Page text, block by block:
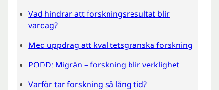
Vad hindrar att forskningsresultat blir
vardag?
Med uppdrag att kvalitetsgranska forskning
PODD: Migrän – forskning blir verklighet
Varför tar forskning så lång tid?